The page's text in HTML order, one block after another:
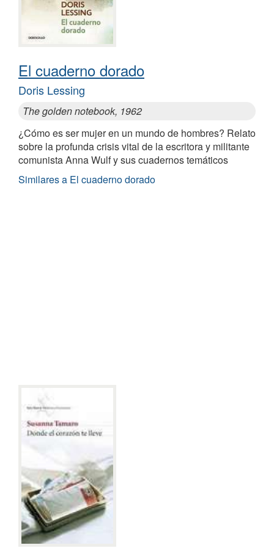
El cuaderno dorado
Doris Lessing
The golden notebook, 1962
¿Cómo es ser mujer en un mundo de hombres? Relato
sobre la profunda crisis vital de la escritora y militante
comunista Anna Wulf y sus cuadernos temáticos
Similares a El cuaderno dorado